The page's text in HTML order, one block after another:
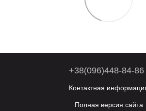
+38(096)448-84-86
Контактная
Полная версия сайта